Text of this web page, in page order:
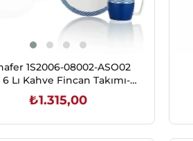
1S2006-08002-ASO02
Lı Kahve Fincan Takımı-12
Parça-Asorti02
₺1.315,00